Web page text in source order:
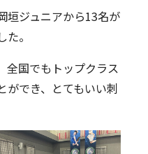
垣ジュニアから13名が
。
全国でもトップクラス
ができ、とてもいい刺